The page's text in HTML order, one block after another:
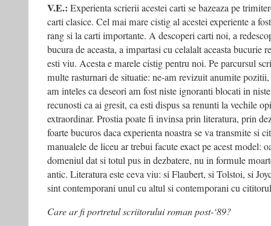
V.E.: Experienta scrierii acestei carti se bazeaza pe
carti clasice. Cel mai mare cistig al acestei experiente a
rang si la carti importante. A descoperi carti noi, a
bucura de aceasta, a impartasi cu celalalt aceasta bucurie
esti viu. Acesta e marele cistig pentru noi. Pe parcursul
multe rasturnari de situatie: ne-am revizuit anumite
am inteles ca deseori am fost niste ignoranti blocati in
recunosti ca ai gresit, ca esti dispus sa renunti la vechile
extraordinar. Prostia poate fi invinsa prin literatura, prin
foarte bucuros daca experienta noastra se va transmite si
manualele de liceu ar trebui facute exact pe acest model:
domeniul dat si totul pus in dezbatere, nu in formule
antic. Literatura este ceva viu: si Flaubert, si Tolstoi, si
sint contemporani unul cu altul si contemporani cu
Care ar fi portretul scriitorului roman post-‘89?